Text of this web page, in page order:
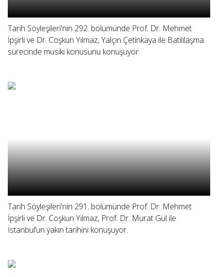
Tarih Söyleşileri'nin 292. bölümünde Prof. Dr. Mehmet
İpşirli ve Dr. Coşkun Yılmaz, Yalçın Çetinkaya ile Batılılaşma
sürecinde musiki konusunu konuşuyor.
Tarih Söyleşileri'nin 291. bölümünde Prof. Dr. Mehmet
İpşirli ve Dr. Coşkun Yılmaz, Prof. Dr. Murat Gül ile
İstanbul’un yakın tarihini konuşuyor.